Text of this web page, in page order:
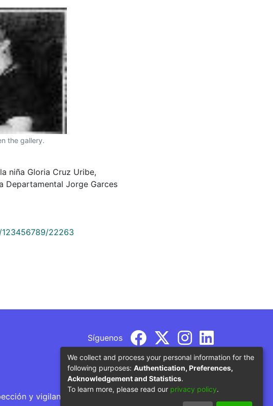
the gallery.
niña Gloria Cruz Uribe,
Departamental Jorge Garces
22263
Síguenos
y vigilancia por parte del Ministerio de Educación
We collect and process your personal information for the
following purposes: Authentication, Preferences,
Acknowledgement and Statistics.
To learn more, please read our privacy policy.